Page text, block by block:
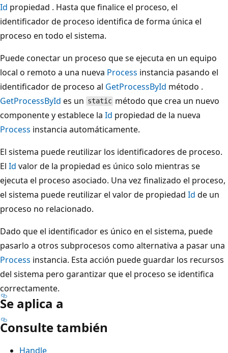
Id propiedad . Hasta que finalice el proceso, el
identificador de proceso identifica de forma única el
proceso en todo el sistema.
Puede conectar un proceso que se ejecuta en un equipo
local o remoto a una nueva Process instancia pasando el
identificador de proceso al GetProcessById método .
GetProcessById es un static método que crea un nuevo
componente y establece la Id propiedad de la nueva
Process instancia automáticamente.
El sistema puede reutilizar los identificadores de proceso.
El Id valor de la propiedad es único solo mientras se
ejecuta el proceso asociado. Una vez finalizado el proceso,
el sistema puede reutilizar el valor de propiedad Id de un
proceso no relacionado.
Dado que el identificador es único en el sistema, puede
pasarlo a otros subprocesos como alternativa a pasar una
Process instancia. Esta acción puede guardar los recursos
del sistema pero garantizar que el proceso se identifica
correctamente.
Se aplica a
Consulte también
Handle